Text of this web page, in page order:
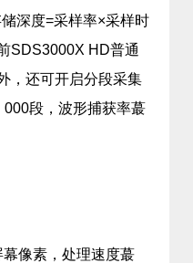
深度=采样率×采样时
SDS3000X HD普通
，还可开启分段采集
段，波形捕获率蕞
像素，处理速度蕞